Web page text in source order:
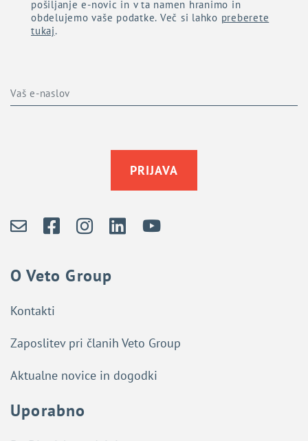
pošiljanje e-novic in v ta namen hranimo in
obdelujemo vaše podatke. Več si lahko preberete
tukaj.
PRIJAVA
O Veto Group
Kontakti
Zaposlitev pri članih Veto Group
Aktualne novice in dogodki
Uporabno